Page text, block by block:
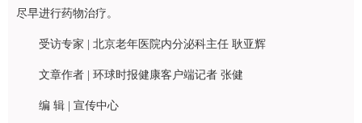
尽早进行药物治疗。
受访专家 | 北京老年医院内分泌科主任 耿亚辉
文章作者 | 环球时报健康客户端记者 张健
编 辑 | 宣传中心